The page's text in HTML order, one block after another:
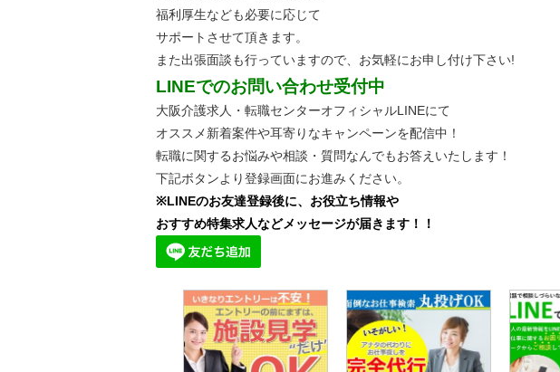
福利厚生なども必要に応じて
サポートさせて頂きます。
また出張面談も行っていますので、 お気軽にお申し付け下さい!
LINEでのお問い合わせ受付中
大阪介護求人・転職センターオフィシャルLINEにて
オススメ新着案件や耳寄りなキャンペーンを配信中！
転職に関するお悩みや相談・質問なんでもお答えいたします！
下記ボタンより登録画面にお進みください。
※LINEのお友達登録後に、お役立ち情報や
おすすめ特集求人などメッセージが届きます！！